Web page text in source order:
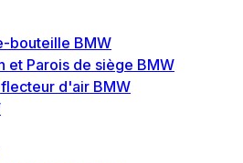
bouteille BMW
et Parois de siège BMW
d'air BMW